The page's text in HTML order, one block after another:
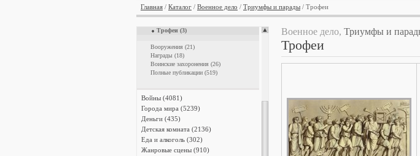
Главная / Каталог / Военное дело / Триумфы и парады / Трофеи
Эпоха Возрождения (3)
Трофеи (3)
Вооружения (21)
Награды (18)
Воинские захоронения (26)
Полные публикации (519)
Войны (4081)
Города мира (5239)
Деньги (435)
Детская комната (2136)
Еда и алкоголь (302)
Жанровые сцены (910)
Военное дело, Триумфы и
Трофеи